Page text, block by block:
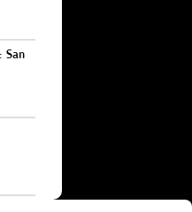
San